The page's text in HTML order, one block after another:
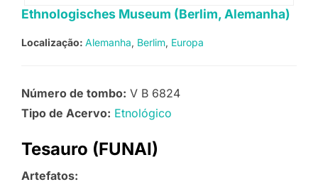
Ethnologisches Museum (Berlim, Alemanha)
Localização: Alemanha Berlim Europa
Número de tombo: V B 6824
Tipo de Acervo: Etnológico
Tesauro (FUNAI)
Artefatos: